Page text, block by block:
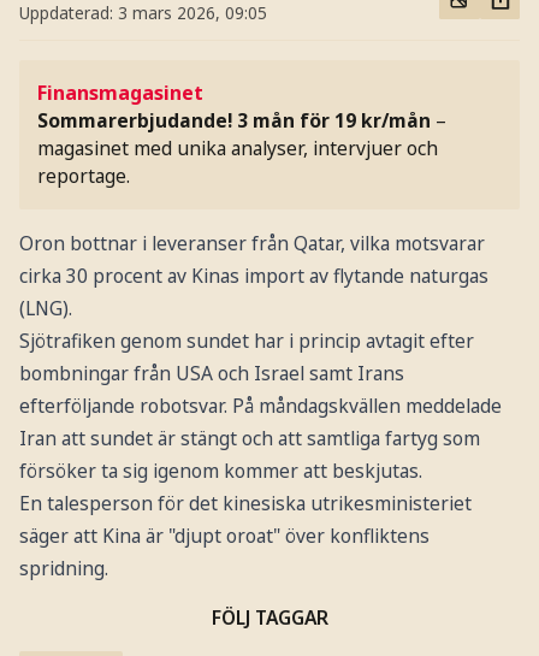
Uppdaterad: 3 mars 2026, 09:05
Finansmagasinet
Sommarerbjudande! 3 mån för 19 kr/mån –
magasinet med unika analyser, intervjuer och
reportage.
Oron bottnar i leveranser från Qatar, vilka motsvarar
cirka 30 procent av Kinas import av flytande naturgas
(LNG).
Sjötrafiken genom sundet har i princip avtagit efter
bombningar från USA och Israel samt Irans
efterföljande robotsvar. På måndagskvällen meddelade
Iran att sundet är stängt och att samtliga fartyg som
försöker ta sig igenom kommer att beskjutas.
En talesperson för det kinesiska utrikesministeriet
säger att Kina är "djupt oroat" över konfliktens
spridning.
FÖLJ TAGGAR